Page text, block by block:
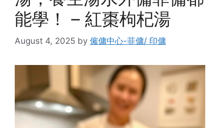
能學！ – 紅棗枸杞湯
August 4, 2025 by 僱傭中心-菲傭/ 印傭